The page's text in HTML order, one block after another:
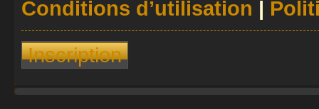
Conditions d’utilisation |
Inscription